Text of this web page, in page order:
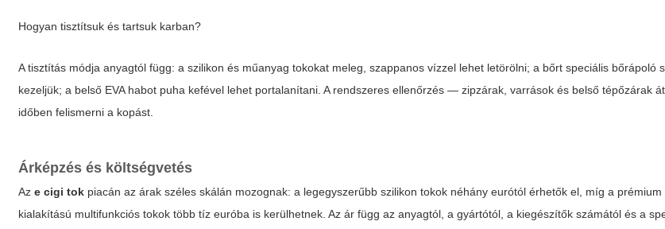
Hogyan tisztítsuk és tartsuk karban?
A tisztítás módja anyagtól függ: a szilikon és műanyag tokokat meleg, szappanos vízzel lehet letörölni; a bőrt speciális bőrápoló
kezeljük; a belső EVA habot puha kefével lehet portalanítani. A rendszeres ellenőrzés — zipzárak, varrások és belső tépőzárak
időben felismerni a kopást.
Árképzés és költségvetés
Aze cigi tok piacán az árak széles skálán mozognak: a legegyszerűbb szilikon tokok néhány eurótól érhetők el, míg a
kialakítású multifunkciós tokok több tíz euróba is kerülhetnek. Az ár függ az anyagtól, a gyártótól, a kiegészítők számától és a